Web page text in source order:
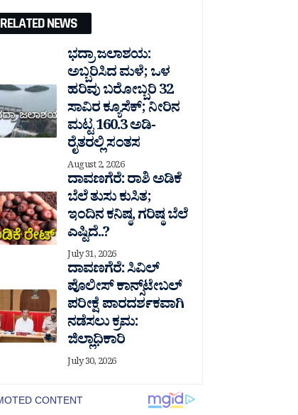
RELATED NEWS
ಭದ್ರಾ ಜಲಾಶಯ:
ಅಬ್ಬರಿಸಿದ ಮಳೆ; ಒಳ
ಹರಿವು ಬರೋಬ್ಬರಿ 32
ಸಾವಿರ‌ ಕ್ಯೂಸೆಕ್; ನೀರಿನ
ಮಟ್ಟ 160.3 ಅಡಿ-
ರೈತರಲ್ಲಿ ಸಂತಸ
August 2, 2026
ದಾವಣಗೆರೆ: ರಾಶಿ ಅಡಿಕೆ
ಬೆಲೆ ತುಸು‌ ಕುಸಿತ;
ಇಂದಿನ ಕನಿಷ್ಠ, ಗರಿಷ್ಠ ಬೆಲೆ
ಎಷ್ಟಿದೆ..?
July 31, 2026
ದಾವಣಗೆರೆ: ಸಿವಿಲ್
ಪೊಲೀಸ್ ಕಾನ್ಸ್‌ಟೇಬಲ್
ಪರೀಕ್ಷೆ ಪಾರದರ್ಶಕವಾಗಿ
ನಡೆಸಲು ಕ್ರಮ:
ಜಿಲ್ಲಾಧಿಕಾರಿ
July 30, 2026